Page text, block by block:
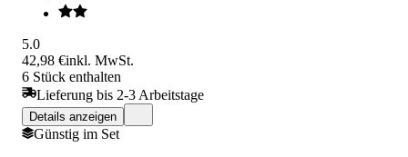
5.0
42,98 €inkl. MwSt.
6 Stück enthalten
Lieferung bis 2-3 Arbeitstage
Details anzeigen
Günstig im Set